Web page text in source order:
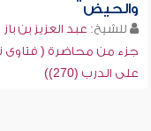
والحيض
للشيخ: عبد العزيز بن باز
جزء من محاضرة ( فتاوى
على الدرب (270))